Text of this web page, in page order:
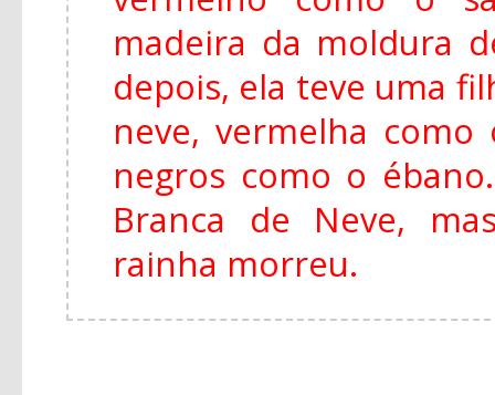
madeira da moldura
depois, ela teve uma
neve, vermelha
negros como o
Branca de Neve,
rainha morreu.